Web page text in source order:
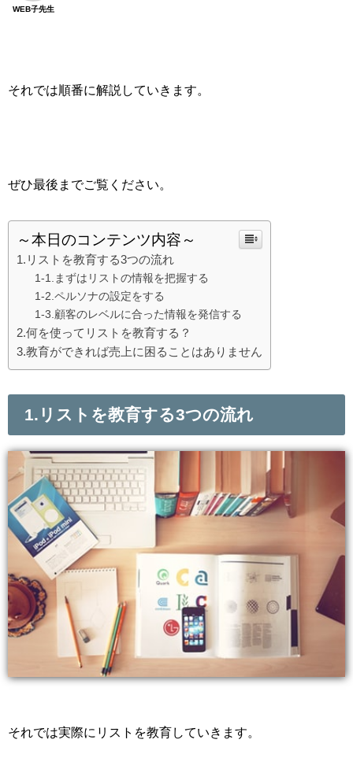
WEB子先生
それでは順番に解説していきます。
ぜひ最後までご覧ください。
～本日のコンテンツ内容～
1.リストを教育する3つの流れ
1-1.まずはリストの情報を把握する
1-2.ペルソナの設定をする
1-3.顧客のレベルに合った情報を発信する
2.何を使ってリストを教育する？
3.教育ができれば売上に困ることはありません
1. リストを教育する3つの流れ
それでは実際にリストを教育していきます。